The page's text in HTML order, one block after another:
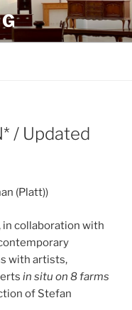
/ Updated
(Platt))
in collaboration with
with artists,
in situ on 8 farms
of Stefan